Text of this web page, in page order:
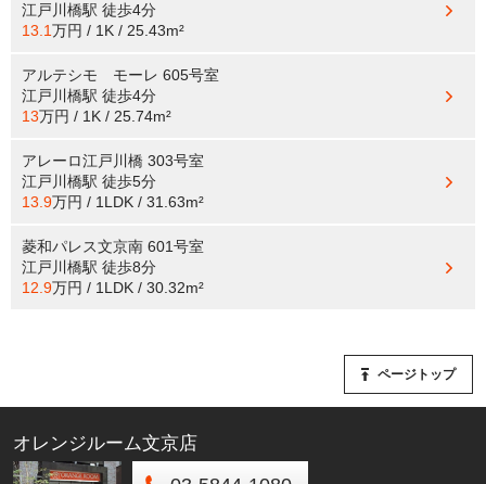
江戸川橋駅 徒歩4分
13.1万円 / 1K / 25.43m²
アルテシモ モーレ 605号室
江戸川橋駅 徒歩4分
13万円 / 1K / 25.74m²
アレーロ江戸川橋 303号室
江戸川橋駅 徒歩5分
13.9万円 / 1LDK / 31.63m²
菱和パレス文京南 601号室
江戸川橋駅 徒歩8分
12.9万円 / 1LDK / 30.32m²
ページトップ
オレンジルーム文京店